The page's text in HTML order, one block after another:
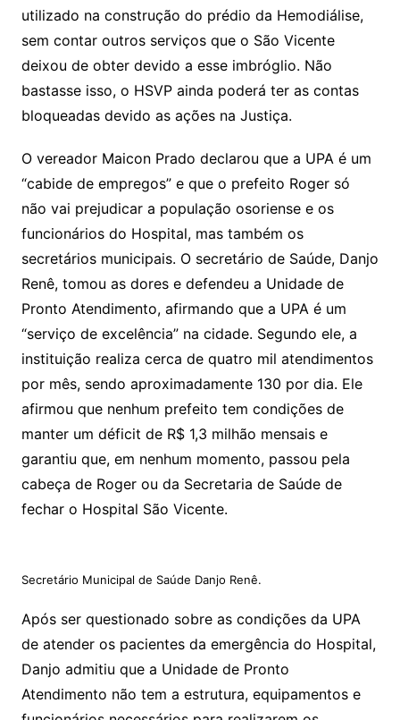
utilizado na construção do prédio da Hemodiálise,
sem contar outros serviços que o São Vicente
deixou de obter devido a esse imbróglio. Não
bastasse isso, o HSVP ainda poderá ter as contas
bloqueadas devido as ações na Justiça.
O vereador Maicon Prado declarou que a UPA é um
“cabide de empregos” e que o prefeito Roger só
não vai prejudicar a população osoriense e os
funcionários do Hospital, mas também os
secretários municipais. O secretário de Saúde, Danjo
Renê, tomou as dores e defendeu a Unidade de
Pronto Atendimento, afirmando que a UPA é um
“serviço de excelência” na cidade. Segundo ele, a
instituição realiza cerca de quatro mil atendimentos
por mês, sendo aproximadamente 130 por dia. Ele
afirmou que nenhum prefeito tem condições de
manter um déficit de R$ 1,3 milhão mensais e
garantiu que, em nenhum momento, passou pela
cabeça de Roger ou da Secretaria de Saúde de
fechar o Hospital São Vicente.
Secretário Municipal de Saúde Danjo Renê.
Após ser questionado sobre as condições da UPA
de atender os pacientes da emergência do Hospital,
Danjo admitiu que a Unidade de Pronto
Atendimento não tem a estrutura, equipamentos e